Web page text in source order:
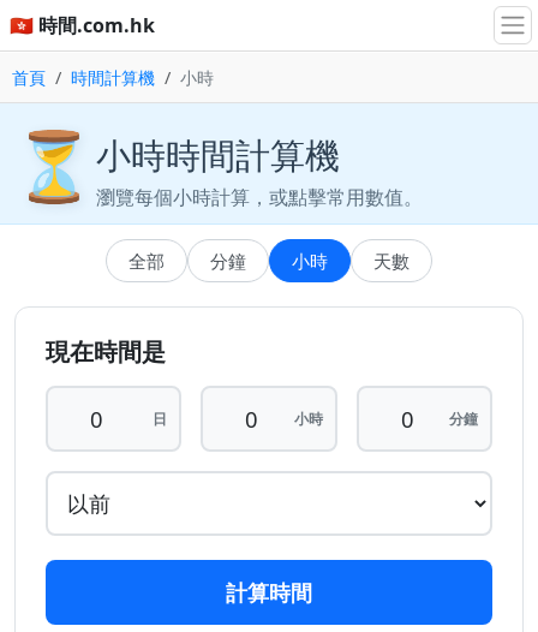
🇭🇰 時間.com.hk
首頁 時間計算機 小時
⏳ 小時時間計算機
瀏覽每個小時計算，或點擊常用數值。
全部 分鐘 小時 天數
現在時間是
日 小時 分鐘
計算時間